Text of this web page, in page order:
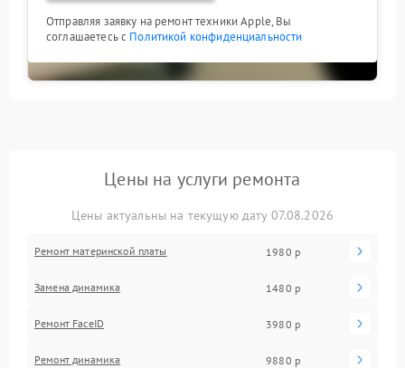
Отправляя заявку на ремонт техники Apple, Вы
соглашаетесь с Политикой конфиденциальности
Цены на услуги ремонта
Цены актуальны на текущую дату 07.08.2026
Ремонт материнской платы 1980 р
Замена динамика 1480 р
Ремонт FaceID 3980 р
Ремонт динамика 9880 р